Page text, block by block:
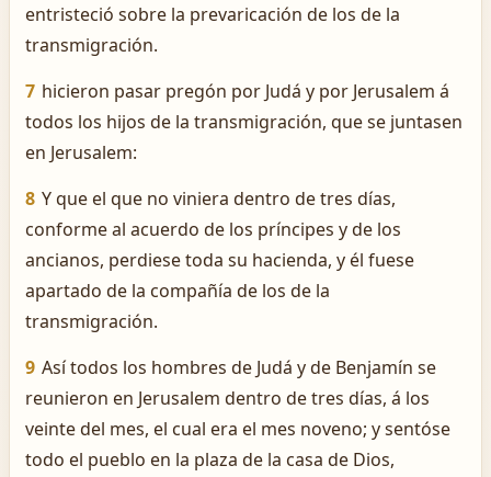
entristeció sobre la prevaricación de los de la
transmigración.
7 hicieron pasar pregón por Judá y por Jerusalem á
todos los hijos de la transmigración, que se juntasen
en Jerusalem:
8 Y que el que no viniera dentro de tres días,
conforme al acuerdo de los príncipes y de los
ancianos, perdiese toda su hacienda, y él fuese
apartado de la compañía de los de la
transmigración.
9 Así todos los hombres de Judá y de Benjamín se
reunieron en Jerusalem dentro de tres días, á los
veinte del mes, el cual era el mes noveno; y sentóse
todo el pueblo en la plaza de la casa de Dios,